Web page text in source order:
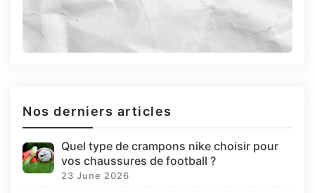
Nos derniers articles
Quel type de crampons nike choisir pour
vos chaussures de football ?
23 June 2026